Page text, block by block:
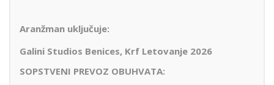
Aranžman uključuje:
Galini Studios Benices, Krf Letovanje 2026
SOPSTVENI PREVOZ OBUHVATA: